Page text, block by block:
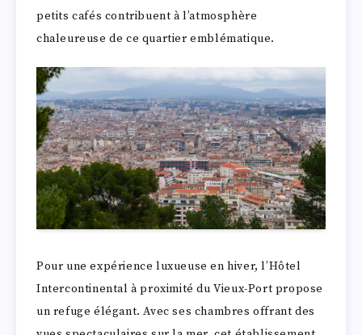
petits cafés contribuent à l’atmosphère
chaleureuse de ce quartier emblématique.
Pour une expérience luxueuse en hiver, l’Hôtel
Intercontinental à proximité du Vieux-Port propose
un refuge élégant. Avec ses chambres offrant des